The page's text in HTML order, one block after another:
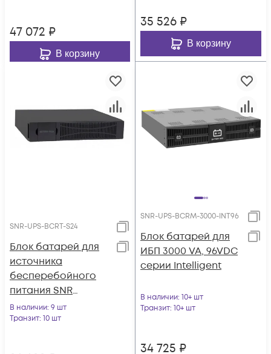
47 072 ₽
В корзину
35 526 ₽
В корзину
SNR-UPS-BCRT-S24
Блок батарей для
источника
бесперебойного
питания SNR
ELEMENT II, 24В (DC)
(18Ач)
В наличии: 9 шт
Транзит: 10 шт
SNR-UPS-BCRM-3000-INT96
Блок батарей для
ИБП 3000 VA, 96VDC
серии Intelligent
В наличии: 10+ шт
Транзит: 10+ шт
34 725 ₽